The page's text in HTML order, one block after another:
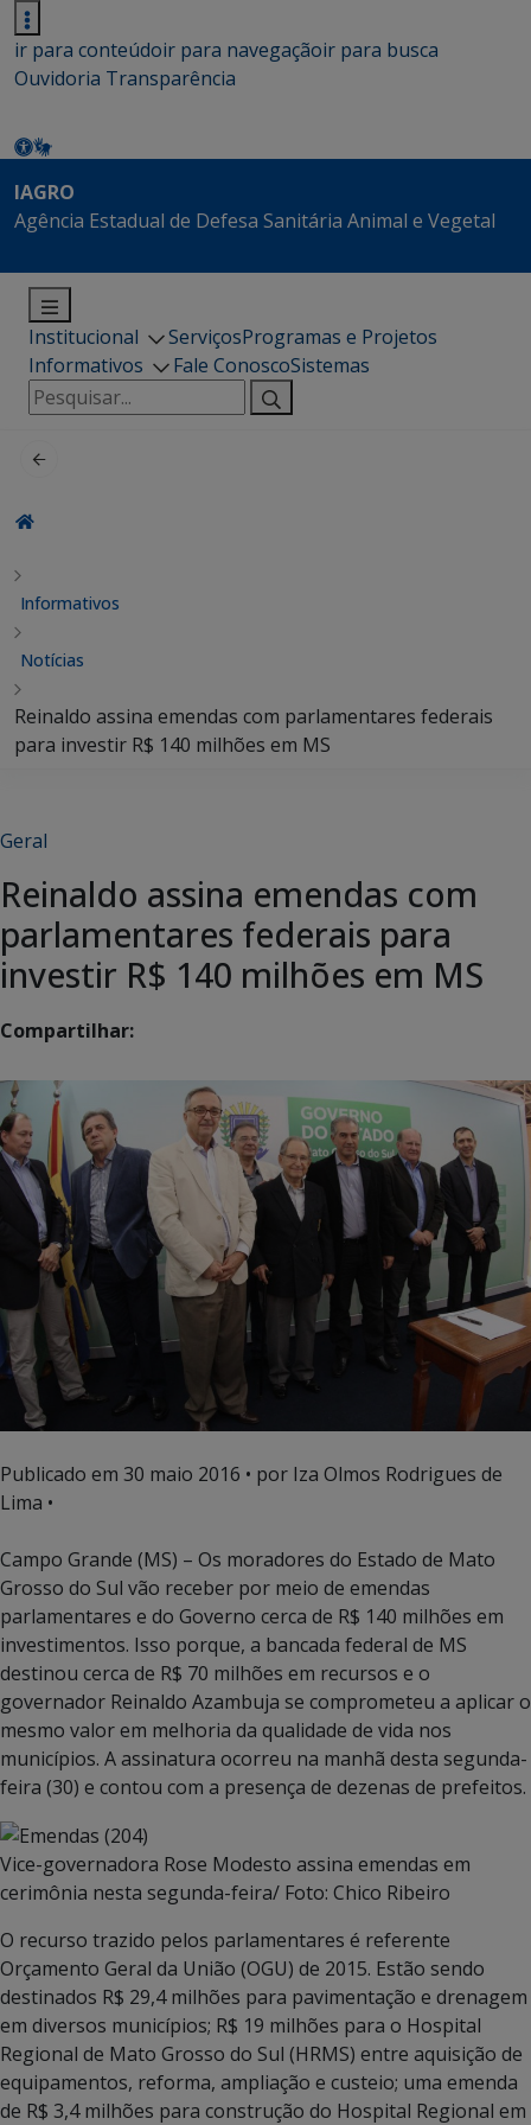
ir para conteúdoir para navegaçãoir para busca
Ouvidoria Transparência
IAGRO
Agência Estadual de Defesa Sanitária Animal e Vegetal
Institucional ServiçosProgramas e Projetos
Informativos
Fale ConoscoSistemas
Pesquisar
por:
Informativos
Notícias
Reinaldo assina emendas com parlamentares federais
para investir R$ 140 milhões em MS
Geral
Reinaldo assina emendas com
parlamentares federais para
investir R$ 140 milhões em MS
Compartilhar:
Publicado em 30 maio 2016 • por Iza Olmos Rodrigues de
Lima •
Campo Grande (MS) – Os moradores do Estado de Mato
Grosso do Sul vão receber por meio de emendas
parlamentares e do Governo cerca de R$ 140 milhões em
investimentos. Isso porque, a bancada federal de MS
destinou cerca de R$ 70 milhões em recursos e o
governador Reinaldo Azambuja se comprometeu a aplicar o
mesmo valor em melhoria da qualidade de vida nos
municípios. A assinatura ocorreu na manhã desta segunda-
feira (30) e contou com a presença de dezenas de prefeitos.
Vice-governadora Rose Modesto assina emendas em
cerimônia nesta segunda-feira/ Foto: Chico Ribeiro
O recurso trazido pelos parlamentares é referente
Orçamento Geral da União (OGU) de 2015. Estão sendo
destinados R$ 29,4 milhões para pavimentação e drenagem
em diversos municípios; R$ 19 milhões para o Hospital
Regional de Mato Grosso do Sul (HRMS) entre aquisição de
equipamentos, reforma, ampliação e custeio; uma emenda
de R$ 3,4 milhões para construção do Hospital Regional em